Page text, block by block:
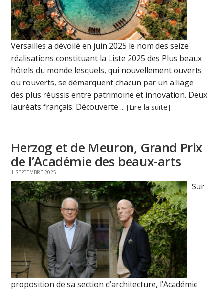
Versailles a dévoilé en juin 2025 le nom des seize
réalisations constituant la Liste 2025 des Plus beaux
hôtels du monde lesquels, qui nouvellement ouverts
ou rouverts, se démarquent chacun par un alliage
des plus réussis entre patrimoine et innovation. Deux
lauréats français. Découverte ...[Lire la suite]
Herzog et de Meuron, Grand Prix
de l’Académie des beaux-arts
1 SEPTEMBRE 2025
Sur
proposition de sa section d’architecture, l’Académie